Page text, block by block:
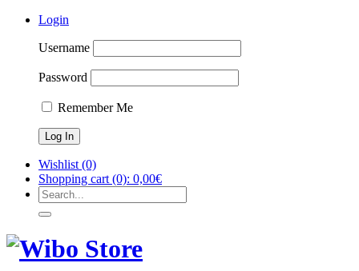
Login
Username
Password
Remember Me
Wishlist (0)
Shopping cart (0): 0,00€